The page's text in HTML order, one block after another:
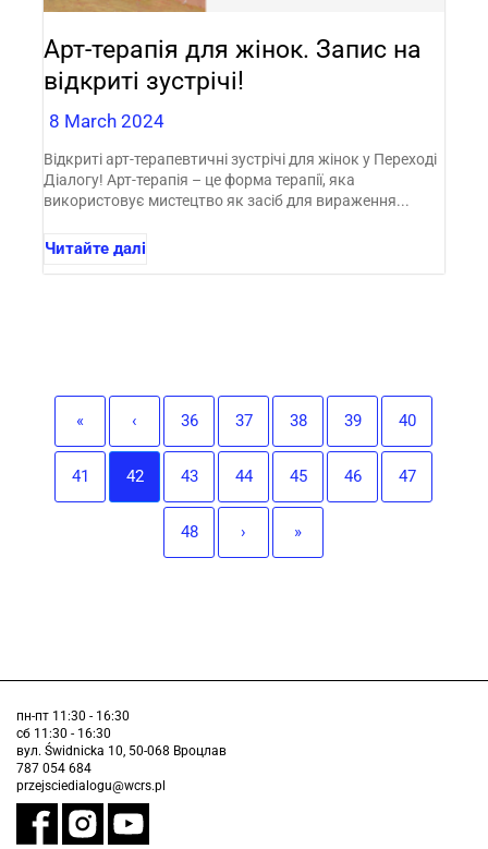
Арт-терапія для жінок. Запис на
відкриті зустрічі!
8 March 2024
Відкриті арт-терапевтичні зустрічі для жінок у Переході
Діалогу! Арт-терапія – це форма терапії, яка
використовує мистецтво як засіб для вираження...
Читайте далі
« ‹ 36 37 38 39 40
41 42 43 44 45 46 47
48 › »
пн-пт 11:30 - 16:30
сб 11:30 - 16:30
вул. Świdnicka 10, 50-068 Вроцлав
787 054 684
przejsciedialogu@wcrs.pl